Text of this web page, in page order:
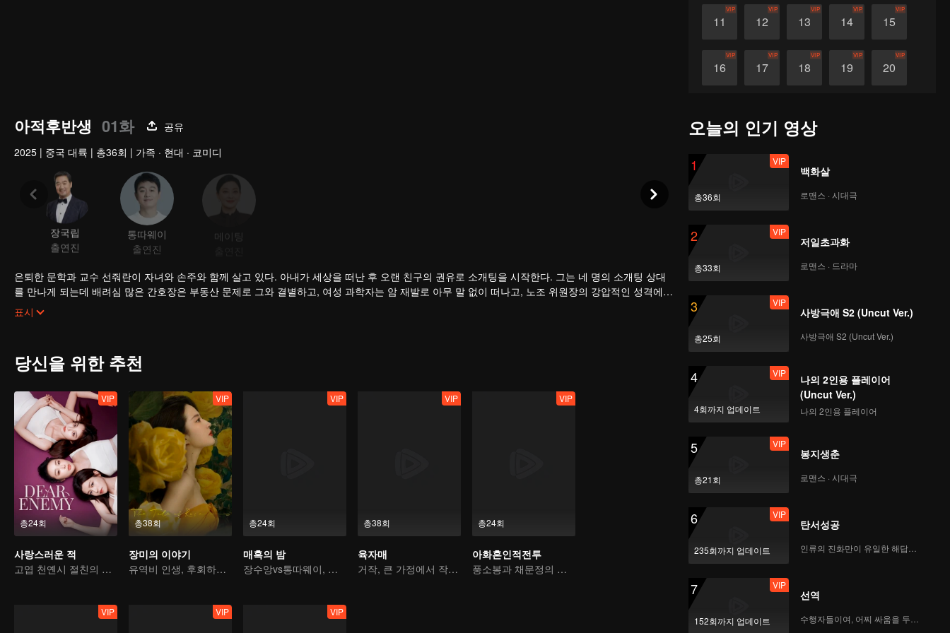
11
VIP
12
VIP
13
VIP
14
VIP
15
VIP
16
VIP
17
VIP
18
VIP
19
VIP
20
VIP
아적후반생 01화
공유
2025 | 중국 대륙 | 총36회 | 가족 · 현대 · 코미디
장국립
출연진
통따웨이
출연진
출연진
은퇴한 문학과 교수 선줘란이 자녀와 손주와 함께 살고 있다. 아내가 세상을 떠난 후 오랜 친구의 권유로 소개팅을 시작한다. 그는 네 명의 소개팅 상대
를 만나게 되는데 배려심 많은 간호장은 부동산 문제로 그와 결별하고, 여성 과학자는 암 재발로 아무 말 없이 떠나고, 노조 위원장의 강압적인 성격에
심리적 압박을 느끼고, 아내를 닮은 여성은 그에게 곤란한 요구를 한다.
다양한 감정적 경험을 통해 선줘란은 새롭게 성장하고, 사랑과 삶에 대한 고민은 그를 함께 지켜보는 가족들에게도 영향을 미친다.
표시
당신을 위한 추천
총24회
VIP
사랑스러운 적
고엽 천옌시 절친의 복수
총38회
VIP
장미의 이야기
유역비 인생, 후회하지 않는 사랑
총24회
VIP
매혹의 밤
장수앙vs통따웨이, 이해관계가 얽힌 대결
총38회
VIP
육자매
거작, 큰 가정에서 작은 가정으로
총24회
VIP
아화혼인적전투
풍소봉과 채문정의 극한의 끌림
VIP VIP VIP
오늘의 인기 영상
1
총36회
VIP
백화살
로맨스 · 시대극
2
총33회
VIP
저일초과화
로맨스 · 드라마
3
총25회
VIP
사방극애 S2 (Uncut Ver.)
사방극애 S2 (Uncut Ver.)
4
4회까지 업데이트
VIP
나의 2인용 플레이어
(Uncut Ver.)
나의 2인용 플레이어
5
총21회
VIP
봉지생춘
로맨스 · 시대극
6
235회까지 업데이트
VIP
탄서성공
인류의 진화만이 유일한 해답이다
7
152회까지 업데이트
VIP
선역